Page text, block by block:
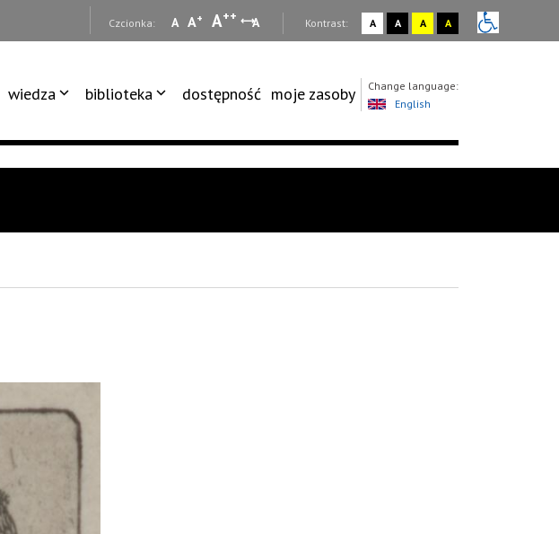
Czcionka: A A+ A++ A Kontrast: A A A A
wiedza biblioteka dostępność moje zasoby
Change language:
English